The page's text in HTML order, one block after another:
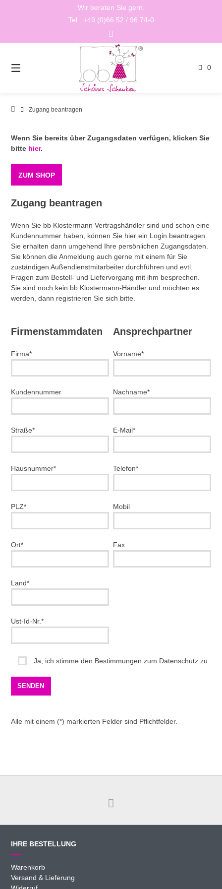
Wir beraten Sie gern.
Tel.: +49 (0)66 52 / 96 74-0
0
Zugang beantragen
Wenn Sie bereits über Zugangsdaten verfügen, klicken Sie
bitte hier.
ZUM SHOP
Zugang beantragen
Wenn Sie bb Klostermann Vertragshändler sind und schon eine
Kundennummer haben, können Sie hier ein Login beantragen.
Sie erhalten dann umgehend Ihre persönlichen Zugangsdaten.
Sie können die Anmeldung auch gerne mit einem für Sie
zuständigen Außendienstmitarbeiter durchführen und evtl.
Fragen zum Bestell- und Liefervorgang mit ihm besprechen.
Sie sind noch kein bb Klostermann-Händler und möchten es
werden, dann registrieren Sie sich bitte.
Firmenstammdaten
Firma*
Kundennummer
Straße*
Hausnummer*
PLZ*
Ort*
Land*
Ust-Id-Nr.*
Ansprechpartner
Vorname*
Nachname*
E-Mail*
Telefon*
Mobil
Fax
Ja, ich stimme den Bestimmungen zum Datenschutz zu.
Alle mit einem (*) markierten Felder sind Pflichtfelder.
IHRE BESTELLUNG
Warenkorb
Versand & Lieferung